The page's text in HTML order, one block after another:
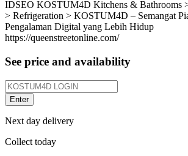
IDSEO KOSTUM4D Kitchens & Bathrooms
> Refrigeration > KOSTUM4D – Semangat
Pengalaman Digital yang Lebih Hidup
https://queenstreetonline.com/
See price and availability
Enter
Next day delivery
Collect today